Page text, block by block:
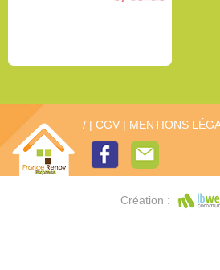
/ | CGV | MENTIONS
Création :